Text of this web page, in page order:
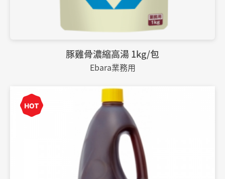
豚雞骨濃縮高湯 1kg/包
Ebara業務用